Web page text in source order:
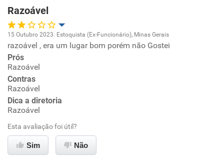
Razoável
Oportunidade de promoção
Ambiente de trabalho
Conciliação com a vida familiar
Não recomenda esta empresa
15 Outubro 2023. Estoquista (Ex-Funcionário), Minas Gerais
razoável , era um lugar bom porém não Gostei
Prós
Razoável
Contras
Razoável
Dica a diretoria
Razoável
Esta avaliação foi útil?
Sim Não